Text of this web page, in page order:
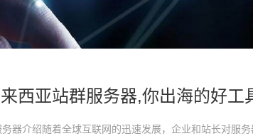
西亚站群服务器,你出海的好工
器介绍随着全球互联网的迅速发展，企业和站长对服